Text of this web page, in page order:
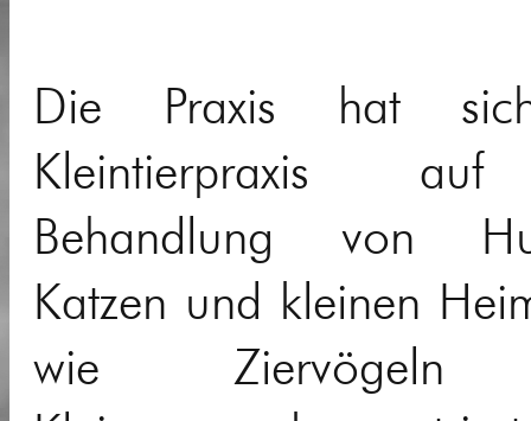
Die Praxis hat
Kleintierpraxis
Behandlung von
Katzen und kleinen
wie Ziervögeln